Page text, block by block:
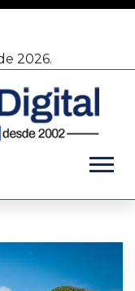
2026.